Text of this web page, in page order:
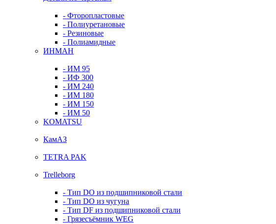
- Фторопластовые
- Полиуретановые
- Резиновые
- Полиамидные
ИНМАН
- ИМ 95
- ИФ 300
- ИМ 240
- ИМ 180
- ИМ 150
- ИМ 50
KOMATSU
КамАЗ
TETRA PAK
Trelleborg
- Тип DO из подшипниковой стали
- Тип DO из чугуна
- Тип DF из подшипниковой стали
- Грязесъёмник WEG